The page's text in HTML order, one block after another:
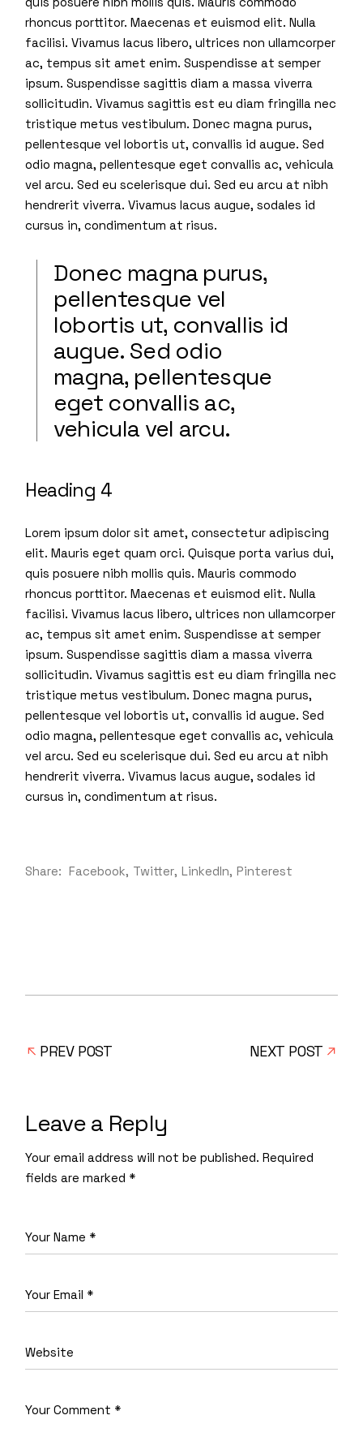
rhoncus porttitor. Maecenas et euismod elit. Nulla
facilisi. Vivamus lacus libero, ultrices non ullamcorper
ac, tempus sit amet enim. Suspendisse at semper
ipsum. Suspendisse sagittis diam a massa viverra
sollicitudin. Vivamus sagittis est eu diam fringilla nec
tristique metus vestibulum. Donec magna purus,
pellentesque vel lobortis ut, convallis id augue. Sed
odio magna, pellentesque eget convallis ac, vehicula
vel arcu. Sed eu scelerisque dui. Sed eu arcu at nibh
hendrerit viverra. Vivamus lacus augue, sodales id
cursus in, condimentum at risus.
Donec magna purus,
pellentesque vel
lobortis ut, convallis id
augue. Sed odio
magna, pellentesque
eget convallis ac,
vehicula vel arcu.
Heading 4
Lorem ipsum dolor sit amet, consectetur adipiscing
elit. Mauris eget quam orci. Quisque porta varius dui,
quis posuere nibh mollis quis. Mauris commodo
rhoncus porttitor. Maecenas et euismod elit. Nulla
facilisi. Vivamus lacus libero, ultrices non ullamcorper
ac, tempus sit amet enim. Suspendisse at semper
ipsum. Suspendisse sagittis diam a massa viverra
sollicitudin. Vivamus sagittis est eu diam fringilla nec
tristique metus vestibulum. Donec magna purus,
pellentesque vel lobortis ut, convallis id augue. Sed
odio magna, pellentesque eget convallis ac, vehicula
vel arcu. Sed eu scelerisque dui. Sed eu arcu at nibh
hendrerit viverra. Vivamus lacus augue, sodales id
cursus in, condimentum at risus.
Share: Facebook Twitter LinkedIn Pinterest
PREV POST NEXT POST
Leave a Reply
Your email address will not be published. Required
fields are marked *